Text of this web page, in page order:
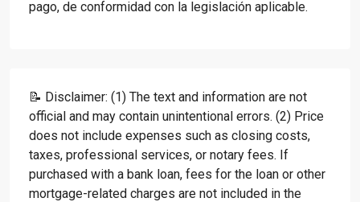
pago, de conformidad con la legislación aplicable.
📝 Disclaimer: (1) The text and information are not
official and may contain unintentional errors. (2) Price
does not include expenses such as closing costs,
taxes, professional services, or notary fees. If
purchased with a bank loan, fees for the loan or other
mortgage-related charges are not included in the